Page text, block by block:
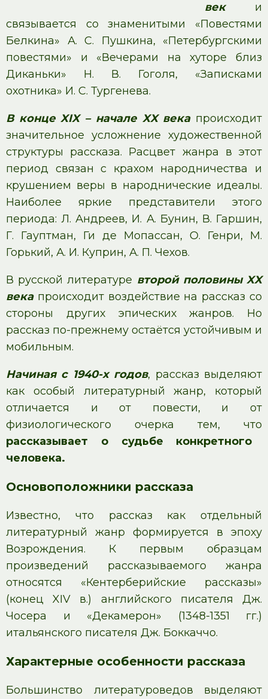
веки
связывается со знаменитыми «Повестями
Белкина» А. С. Пушкина, «Петербургскими
повестями» и «Вечерами на хуторе близ
Диканьки» Н. В. Гоголя, «Записками
охотника» И. С. Тургенева.
В конце XIX – начале XX векапроисходит
значительное усложнение художественной
структуры рассказа. Расцвет жанра в этот
период связан с крахом народничества и
крушением веры в народнические идеалы.
Наиболее яркие представители этого
периода: Л. Андреев, И. А. Бунин, В. Гаршин,
Г. Гауптман, Ги де Мопассан, О. Генри, М.
Горький, А. И. Куприн, А. П. Чехов.
В русской литературе второй половины XX
векапроисходит воздействие на рассказ со
стороны других эпических жанров. Но
рассказ по-прежнему остаётся устойчивым и
мобильным.
Начиная с 1940-х годов, рассказ выделяют
как особый литературный жанр, который
отличается и от повести, и от
физиологического очерка тем, что
рассказывает о судьбе конкретного
человека.
Основоположники рассказа
Известно, что рассказ как отдельный
литературный жанр формируется в эпоху
Возрождения. К первым образцам
произведений рассказываемого жанра
относятся «Кентерберийские рассказы»
(конец XIV в.) английского писателя Дж.
Чосера и «Декамерон» (1348-1351 гг.)
итальянского писателя Дж. Боккаччо.
Характерные особенности рассказа
Большинство литературоведов выделяют